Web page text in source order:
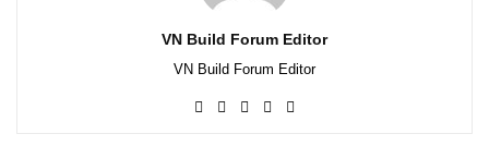
VN Build Forum Editor
VN Build Forum Editor